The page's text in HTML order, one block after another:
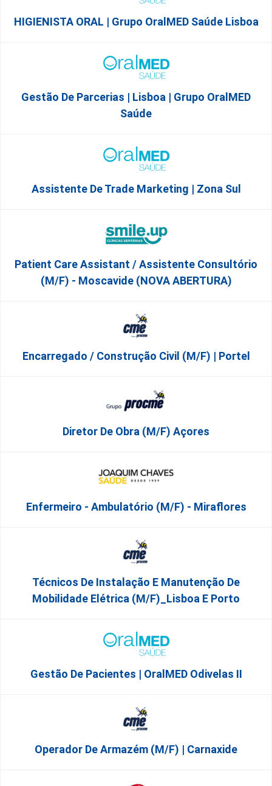
HIGIENISTA ORAL | Grupo OralMED Saúde Lisboa
Gestão De Parcerias | Lisboa | Grupo OralMED
Saúde
Assistente De Trade Marketing | Zona Sul
Patient Care Assistant / Assistente Consultório
(M/F) - Moscavide (NOVA ABERTURA)
Encarregado / Construção Civil (m/f) | Portel
Diretor De Obra (m/f) Açores
Enfermeiro - Ambulatório (M/F) - Miraflores
Técnicos De Instalação E Manutenção De
Mobilidade Elétrica (m/f)_Lisboa E Porto
Gestão De Pacientes | OralMED Odivelas II
Operador De Armazém (m/f) | Carnaxide